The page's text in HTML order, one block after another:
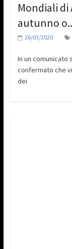
Mondiali
autunno
26/03/2020
In un comunicato
confermato che
dei